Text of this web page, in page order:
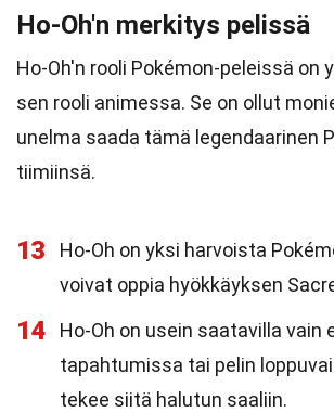
Ho-Oh'n merkitys pelissä
Ho-Oh'n rooli Pokémon-peleissä on
sen rooli animessa. Se on ollut
unelma saada tämä legendaarinen
tiimiinsä.
13
Ho-Oh on yksi harvoista
voivat oppia hyökkäyksen
14
Ho-Oh on usein saatavilla vain
tapahtumissa tai pelin
tekee siitä halutun saaliin.